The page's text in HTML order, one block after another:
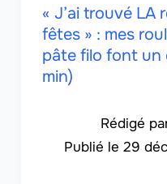
« J’ai trouvé LA
fêtes » : mes
pâte filo font un
min)
29